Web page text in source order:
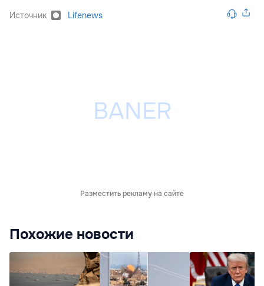
Источник Lifenews
Разместить рекламу на сайте
Похожие новости